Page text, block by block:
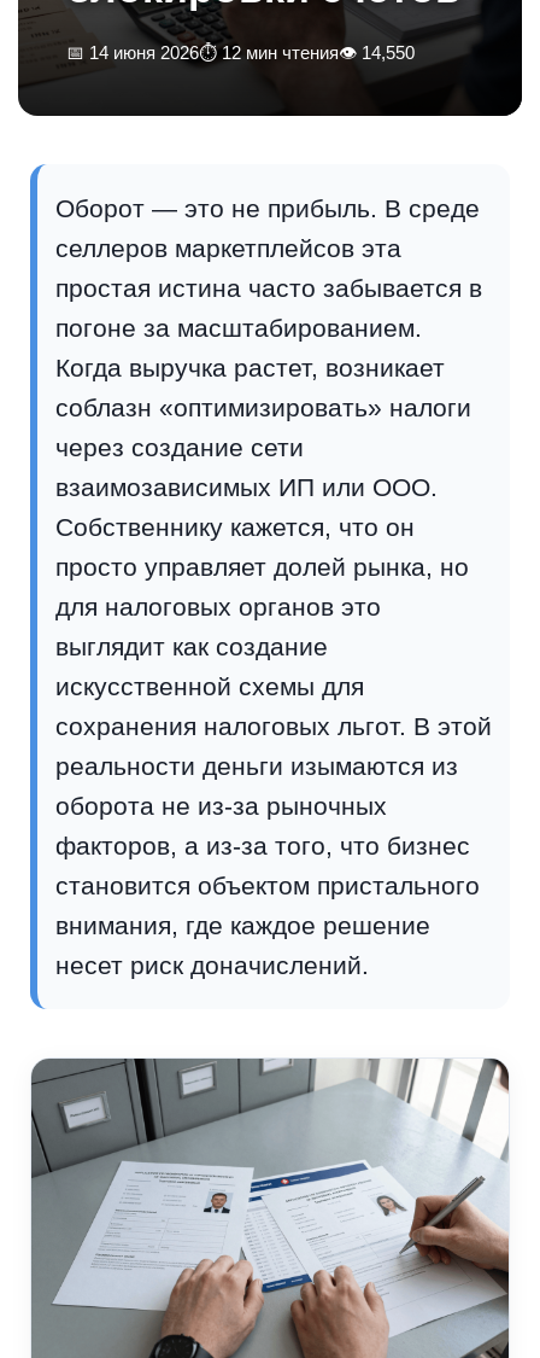
📅 14 июня 2026⏱ 12 мин чтения👁 14,550
Оборот — это не прибыль. В среде
селлеров маркетплейсов эта
простая истина часто забывается в
погоне за масштабированием.
Когда выручка растет, возникает
соблазн «оптимизировать» налоги
через создание сети
взаимозависимых ИП или ООО.
Собственнику кажется, что он
просто управляет долей рынка, но
для налоговых органов это
выглядит как создание
искусственной схемы для
сохранения налоговых льгот. В этой
реальности деньги изымаются из
оборота не из-за рыночных
факторов, а из-за того, что бизнес
становится объектом пристального
внимания, где каждое решение
несет риск доначислений.